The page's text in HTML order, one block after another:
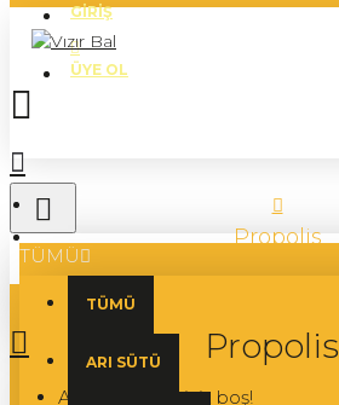
GIRIŞ
ÜYE OL
TÜMÜ
TÜMÜ
ARI SÜTÜ
Alışveriş sepetiniz boş!
Propolis
Propolis